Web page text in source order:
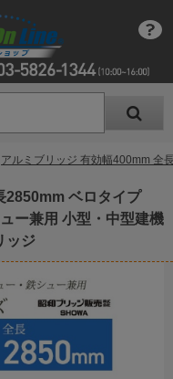
アルミブリッジ 有効幅400mm 全
2850mm ベロタイプ
ー兼用 小型・中型建機
ッジ